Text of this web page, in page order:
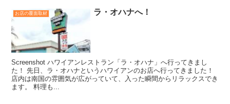
お店の覆面取材 ラ・オハナへ！
Screenshot ハワイアンレストラン「ラ・オハナ」へ行ってきまし
た！ 先日、ラ・オハナというハワイアンのお店へ行ってきました！
店内は南国の雰囲気が広がっていて、入った瞬間からリラックスでき
ます。 料理も...